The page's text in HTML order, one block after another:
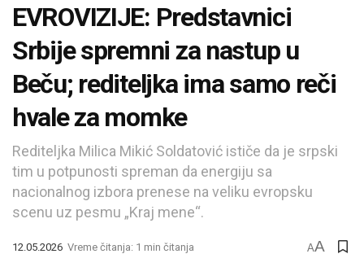
EVROVIZIJE: Predstavnici
Srbije spremni za nastup u
Beču; rediteljka ima samo reči
hvale za momke
Rediteljka Milica Mikić Soldatović ističe da je srpski
tim u potpunosti spreman da energiju sa
nacionalnog izbora prenese na veliku evropsku
scenu uz pesmu „Kraj mene“.
12.05.2026 Vreme čitanja: 1 min čitanja AA